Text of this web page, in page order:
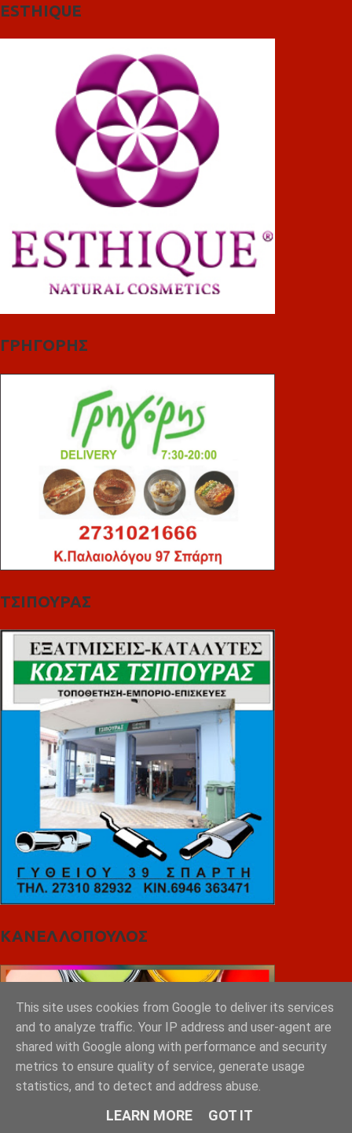
ESTHIQUE
ΓΡΗΓΟΡΗΣ
ΤΣΙΠΟΥΡΑΣ
ΚΑΝΕΛΛΟΠΟΥΛΟΣ
This site uses cookies from Google to deliver its services
and to analyze traffic. Your IP address and user-agent are
shared with Google along with performance and security
metrics to ensure quality of service, generate usage
statistics, and to detect and address abuse.
LEARN MORE GOT IT